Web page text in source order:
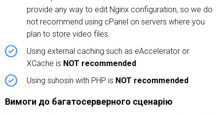
provide any way to edit Nginx configuration, so we do
not recommend using cPanel on servers where you
plan to store video files.
Using external caching such as eAccelerator or
XCache is NOT recommended
Using suhosin with PHP is NOT recommended
Вимоги до багатосерверного сценарію